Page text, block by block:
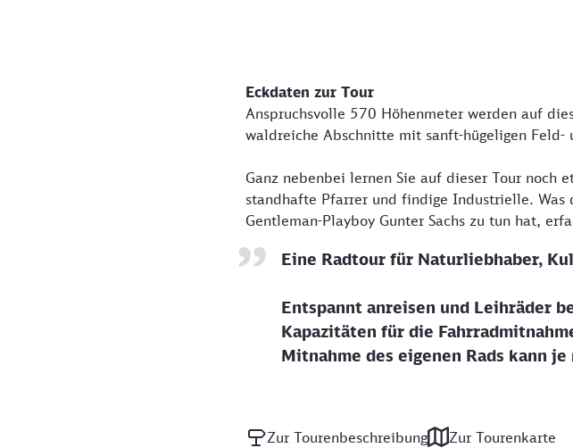
Eckdaten zur Tour
Anspruchsvolle 570 Höhenmeter werden auf
waldreiche Abschnitte mit sanft-hügeligen Feld-
Ganz nebenbei lernen Sie auf dieser Tour noch
standhafte Pfarrer und findige Industrielle. Was
Gentleman-Playboy Gunter Sachs zu tun hat,
Eine Radtour für Naturliebhaber,
Entspannt anreisen und Leihräder
Kapazitäten für die
Mitnahme des eigenen Rads kann
Zur Tourenbeschreibung Zur Tourenkarte